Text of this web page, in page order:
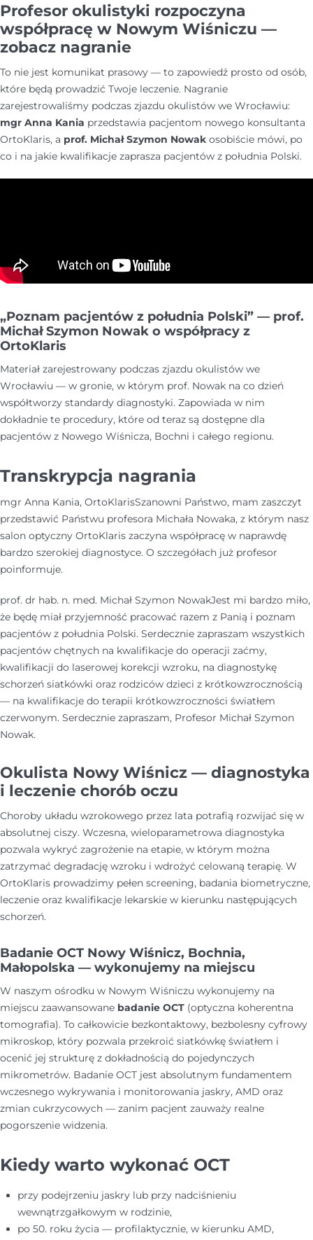
Profesor okulistyki rozpoczyna
współpracę w Nowym Wiśniczu —
zobacz nagranie
To nie jest komunikat prasowy — to zapowiedź prosto od osób,
które będą prowadzić Twoje leczenie. Nagranie
zarejestrowaliśmy podczas zjazdu okulistów we Wrocławiu:
mgr Anna Kania przedstawia pacjentom nowego konsultanta
OrtoKlaris, a prof. Michał Szymon Nowak osobiście mówi, po
co i na jakie kwalifikacje zaprasza pacjentów z południa Polski.
„Poznam pacjentów z południa Polski” — prof.
Michał Szymon Nowak o współpracy z
OrtoKlaris
Materiał zarejestrowany podczas zjazdu okulistów we
Wrocławiu — w gronie, w którym prof. Nowak na co dzień
współtworzy standardy diagnostyki. Zapowiada w nim
dokładnie te procedury, które od teraz są dostępne dla
pacjentów z Nowego Wiśnicza, Bochni i całego regionu.
Transkrypcja nagrania
mgr Anna Kania, OrtoKlarisSzanowni Państwo, mam zaszczyt
przedstawić Państwu profesora Michała Nowaka, z którym nasz
salon optyczny OrtoKlaris zaczyna współpracę w naprawdę
bardzo szerokiej diagnostyce. O szczegółach już profesor
poinformuje.
prof. dr hab. n. med. Michał Szymon NowakJest mi bardzo miło,
że będę miał przyjemność pracować razem z Panią i poznam
pacjentów z południa Polski. Serdecznie zapraszam wszystkich
pacjentów chętnych na kwalifikacje do operacji zaćmy,
kwalifikacji do laserowej korekcji wzroku, na diagnostykę
schorzeń siatkówki oraz rodziców dzieci z krótkowzrocznością
— na kwalifikacje do terapii krótkowzroczności światłem
czerwonym. Serdecznie zapraszam, Profesor Michał Szymon
Nowak.
Okulista Nowy Wiśnicz — diagnostyka
i leczenie chorób oczu
Choroby układu wzrokowego przez lata potrafią rozwijać się w
absolutnej ciszy. Wczesna, wieloparametrowa diagnostyka
pozwala wykryć zagrożenie na etapie, w którym można
zatrzymać degradację wzroku i wdrożyć celowaną terapię. W
OrtoKlaris prowadzimy pełen screening, badania biometryczne,
leczenie oraz kwalifikacje lekarskie w kierunku następujących
schorzeń.
Badanie OCT Nowy Wiśnicz, Bochnia,
Małopolska — wykonujemy na miejscu
W naszym ośrodku w Nowym Wiśniczu wykonujemy na
miejscu zaawansowane badanie OCT (optyczna koherentna
tomografia). To całkowicie bezkontaktowy, bezbolesny cyfrowy
mikroskop, który pozwala przekroić siatkówkę światłem i
ocenić jej strukturę z dokładnością do pojedynczych
mikrometrów. Badanie OCT jest absolutnym fundamentem
wczesnego wykrywania i monitorowania jaskry, AMD oraz
zmian cukrzycowych — zanim pacjent zauważy realne
pogorszenie widzenia.
Kiedy warto wykonać OCT
przy podejrzeniu jaskry lub przy nadciśnieniu
wewnątrzgałkowym w rodzinie,
po 50. roku życia — profilaktycznie, w kierunku AMD,